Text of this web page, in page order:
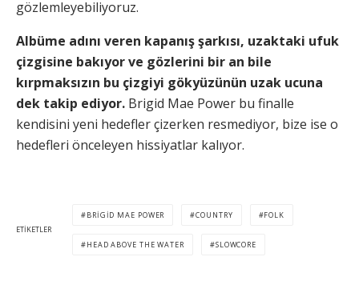
gözlemleyebiliyoruz.
Albüme adını veren kapanış şarkısı, uzaktaki ufuk
çizgisine bakıyor ve gözlerini bir an bile
kırpmaksızın bu çizgiyi gökyüzünün uzak ucuna
dek takip ediyor. Brigid Mae Power bu finalle
kendisini yeni hedefler çizerken resmediyor, bize ise o
hedefleri önceleyen hissiyatlar kalıyor.
ETIKETLER
BRIGID MAE POWER COUNTRY FOLK
HEAD ABOVE THE WATER SLOWCORE